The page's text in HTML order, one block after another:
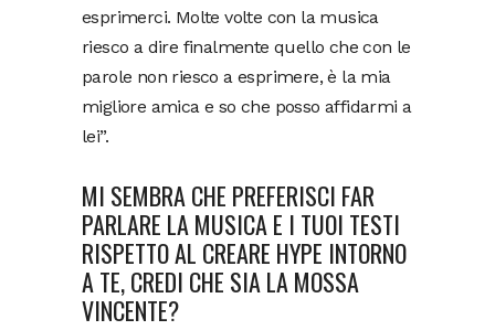
esprimerci. Molte volte con la musica
riesco a dire finalmente quello che con le
parole non riesco a esprimere, è la mia
migliore amica e so che posso affidarmi a
lei”.
MI SEMBRA CHE PREFERISCI FAR
PARLARE LA MUSICA E I TUOI TESTI
RISPETTO AL CREARE HYPE INTORNO
A TE, CREDI CHE SIA LA MOSSA
VINCENTE?